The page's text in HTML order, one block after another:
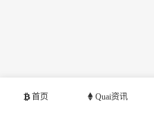
首页 Quai资讯